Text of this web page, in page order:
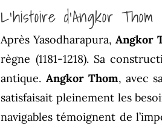
L’histoire d’Angkor Thom
Après Yasodharapura,Angkor
règne (1181-1218). Sa
antique. Angkor Thom, avec
satisfaisait pleinement les
navigables témoignent de